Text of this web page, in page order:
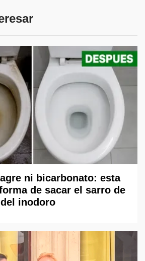
ni bicarbonato: esta
de sacar el sarro de
inodoro